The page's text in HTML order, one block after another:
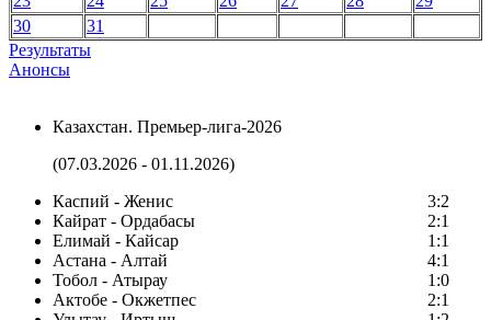
30
31
Результаты
Анонсы
Казахстан. Премьер-лига-2026
(07.03.2026 - 01.11.2026)
Каспий - Женис
3:2
Кайрат - Ордабасы
2:1
Елимай - Кайсар
1:1
Астана - Алтай
4:1
Тобол - Атырау
1:0
Актобе - Окжетпес
2:1